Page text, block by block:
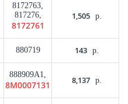
8172763,
817276,
8172761
1,505 р.
880719 143 р.
888909A1,
8M0007131 8,137 р.